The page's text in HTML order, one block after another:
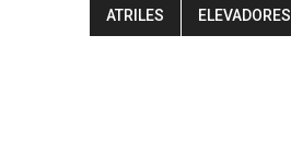
ATRILES ELEVADORES